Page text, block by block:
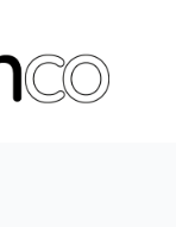
de Salons,